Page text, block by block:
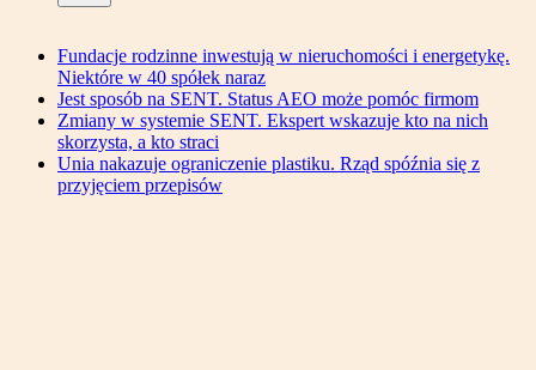
Fundacje rodzinne inwestują w nieruchomości i energetykę.
Niektóre w 40 spółek naraz
Jest sposób na SENT. Status AEO może pomóc firmom
Zmiany w systemie SENT. Ekspert wskazuje kto na nich
skorzysta, a kto straci
Unia nakazuje ograniczenie plastiku. Rząd spóźnia się z
przyjęciem przepisów